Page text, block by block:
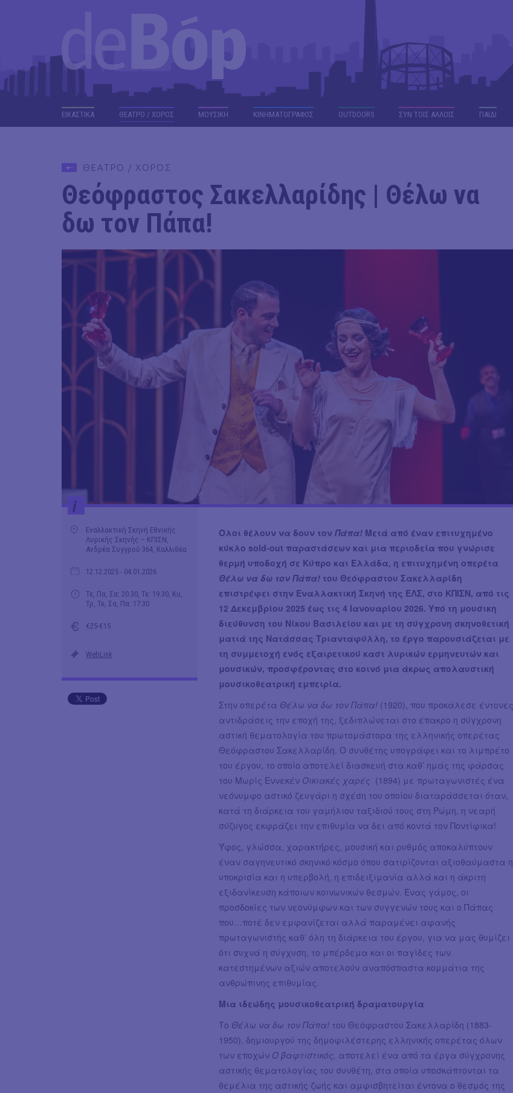
ΕΙΚΑΣΤΙΚΑ ΘΕΑΤΡΟ / ΧΟΡΟΣ ΜΟΥΣΙΚΗ ΚΙΝΗΜΑΤΟΓΡΑΦΟΣ OUTDΟORS ΣΥΝ ΤΟΙΣ ΑΛΛΟΙΣ ΠΑΙΔΙ
ΘΕΑΤΡΟ / ΧΟΡΟΣ
Θεόφραστος Σακελλαρίδης | Θέλω να
δω τον Πάπα!
i
Εναλλακτική Σκηνή Εθνικής
Λυρικής Σκηνής – ΚΠΙΣΝ,
Ανδρέα Συγγρού 364, Καλλιθέα
12.12.2025 - 04.01.2026
Τε, Πα, Σα: 20.30, Τε: 19.30, Κυ,
Τρ, Τε, Σα, Πα: 17.30
€25-€15
WebLink
Όλοι θέλουν να δουν τον Πάπα! Μετά από έναν επιτυχημένο
κύκλο sold-out παραστάσεων και μια περιοδεία που γνώρισε
θερμή υποδοχή σε Κύπρο και Ελλάδα, η επιτυχημένη οπερέτα
Θέλω να δω τον Πάπα! του Θεόφραστου Σακελλαρίδη
επιστρέφει στην Εναλλακτική Σκηνή της ΕΛΣ, στο ΚΠΙΣΝ, από τις
12 Δεκεμβρίου 2025 έως τις 4 Ιανουαρίου 2026. Υπό τη μουσικη
διεύθυνση του Νίκου Βασιλείου και με τη σύγχρονη σκηνοθετική
ματιά της Νατάσσας Τριανταφύλλη, το έργο παρουσιάζεται με
τη συμμετοχή ενός εξαιρετικού καστ λυρικών ερμηνευτών και
μουσικών, προσφέροντας στο κοινό μια άκρως απολαυστική
μουσικοθεατρική εμπειρία.
Στην οπερέτα Θέλω να δω τον Πάπα! (1920), που προκάλεσε έντονες
αντιδράσεις την εποχή της, ξεδιπλώνεται στο έπακρο η σύγχρονη
αστική θεματολογία του πρωτομάστορα της ελληνικής οπερέτας
Θεόφραστου Σακελλαρίδη. O συνθέτης υπογράφει και το λιμπρέτο
του έργου, το οποίο αποτελεί διασκευή στα καθ’ ημάς της φάρσας
του Μωρίς Εννεκέν Οικιακές χαρές (1894) με πρωταγωνιστές ένα
νεόνυμφο αστικό ζευγάρι η σχέση του οποίου διαταράσσεται όταν,
κατά τη διάρκεια του γαμήλιου ταξιδιού τους στη Ρώμη, η νεαρή
σύζυγος εκφράζει την επιθυμία να δει από κοντά τον Ποντίφικα!
Ύφος, γλώσσα, χαρακτήρες, μουσική και ρυθμός αποκαλύπτουν
έναν σαγηνευτικό σκηνικό κόσμο όπου σατιρίζονται αξιοθαύμαστα η
υποκρισία και η υπερβολή, η επιδειξιμανία αλλά και η άκριτη
εξιδανίκευση κάποιων κοινωνικών θεσμών. Ένας γάμος, οι
προσδοκίες των νεονύμφων και των συγγενών τους και ο Πάπας
που…ποτέ δεν εμφανίζεται αλλά παραμένει αφανής
πρωταγωνιστής καθ’ όλη τη διάρκεια του έργου, για να μας θυμίζει
ότι συχνά η σύγχυση, το μπέρδεμα και οι παγίδες των
κατεστημένων αξιών αποτελούν αναπόσπαστα κομμάτια της
ανθρώπινης επιθυμίας.
Μια ιδεώδης μουσικοθεατρική δραματουργία
Το Θέλω να δω τον Πάπα! του Θεόφραστου Σακελλαρίδη (1883-
1950), δημιουργού της δημοφιλέστερης ελληνικής οπερέτας όλων
των εποχών Ο βαφτιστικός, αποτελεί ένα από τα έργα σύγχρονης
αστικής θεματολογίας του συνθέτη, στα οποία υποσκάπτονται τα
θεμέλια της αστικής ζωής και αμφισβητείται έντονα ο θεσμός της